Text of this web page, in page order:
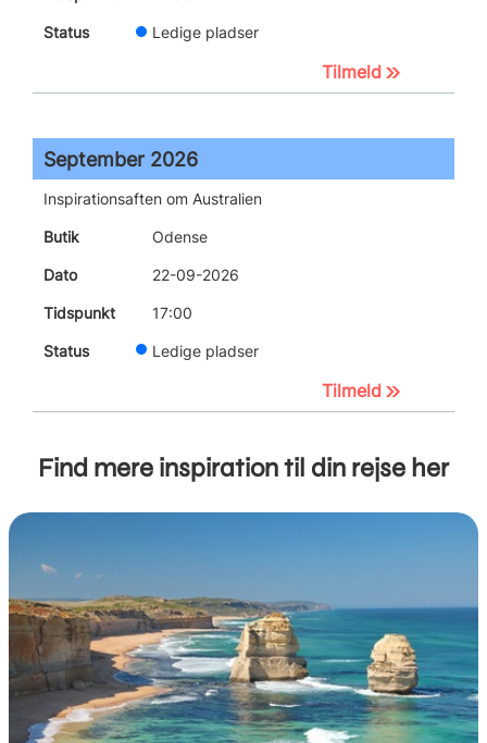
Ledige pladser
Tilmeld
September 2026
Inspirationsaften om Australien
Odense
22-09-2026
17:00
Ledige pladser
Tilmeld
Find mere inspiration til din rejse her